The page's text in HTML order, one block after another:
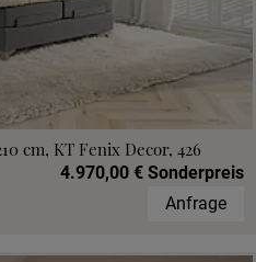
cm, KT Fenix Decor, 426
4.970,00 € Sonderpreis
Anfrage